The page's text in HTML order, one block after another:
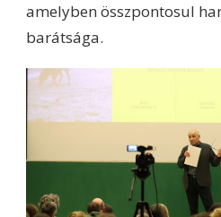
amelyben összpontosul
barátsága.